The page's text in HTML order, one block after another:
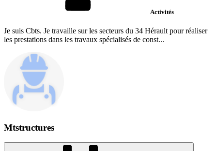
Activités
Je suis Cbts. Je travaille sur les secteurs du 34 Hérault pour réaliser
les prestations dans les travaux spécialisés de const...
Mtstructures